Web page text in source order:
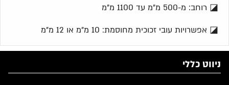
◪ רוחב: מ-500 מ"מ עד 1100 מ"מ
◪ אפשרויות עובי זכוכית מחוסמת: 10 מ"מ או 12 מ"מ
ניווט כללי